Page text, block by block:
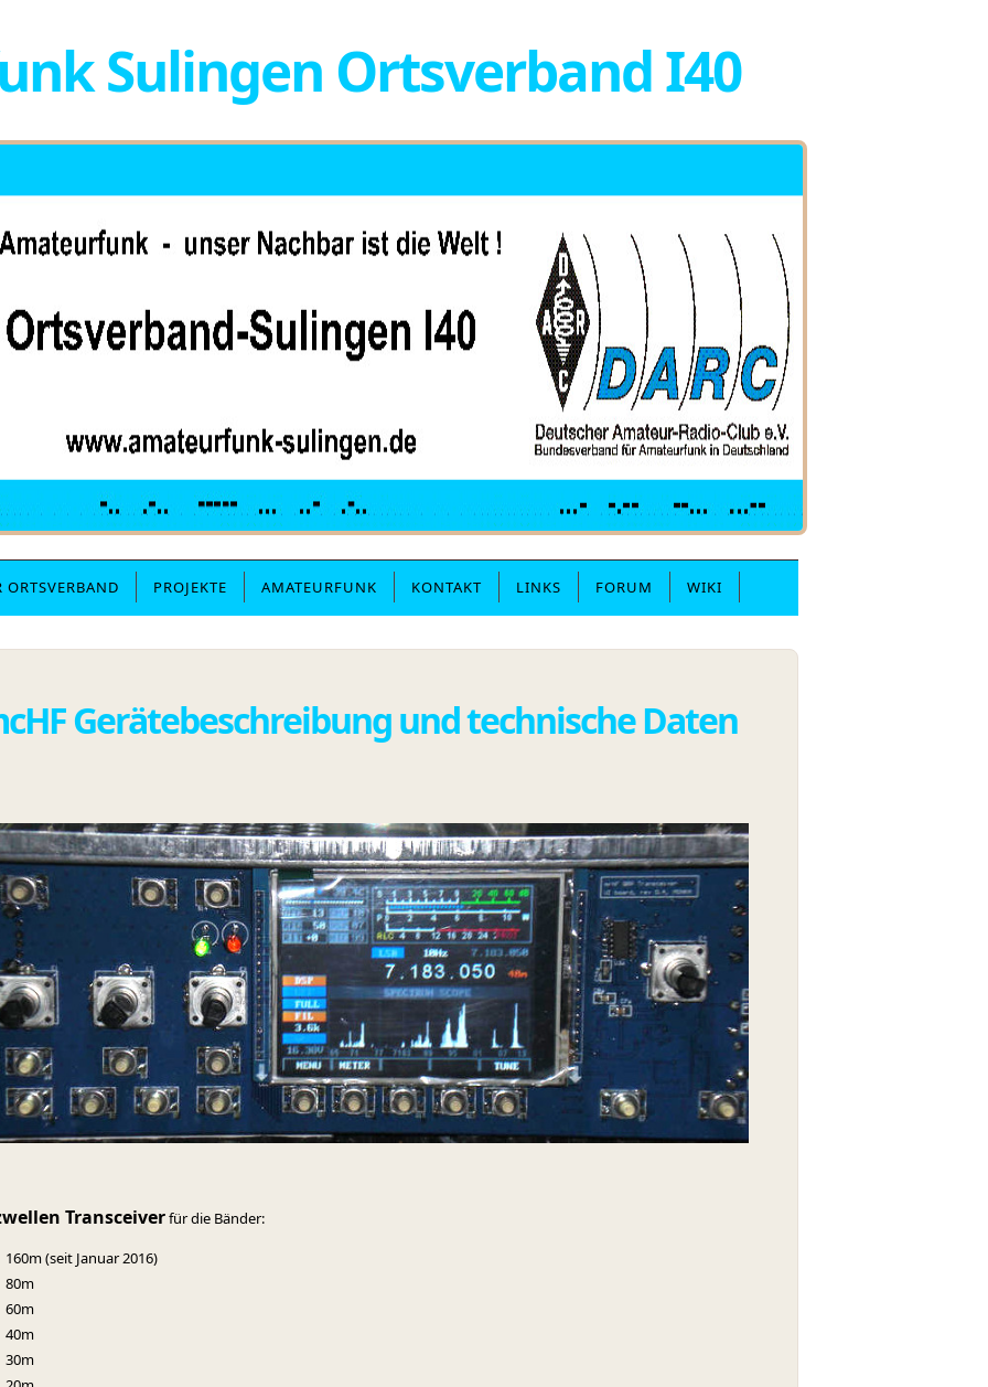
Sulingen Ortsverband I40
ORTSVERBAND PROJEKTE AMATEURFUNK KONTAKT LINKS FORUM WIKI
Gerätebeschreibung und technische Daten
Transceiverfür die Bänder:
160m (seit Januar 2016)
80m
60m
40m
30m